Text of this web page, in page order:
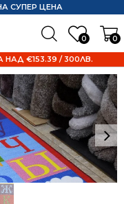
0 0
СУПЕР ЦЕНА
€153.39 / 300ЛВ.